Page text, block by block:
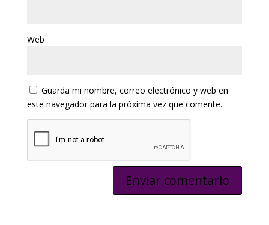
Web
Guarda mi nombre, correo electrónico y web en
este navegador para la próxima vez que comente.